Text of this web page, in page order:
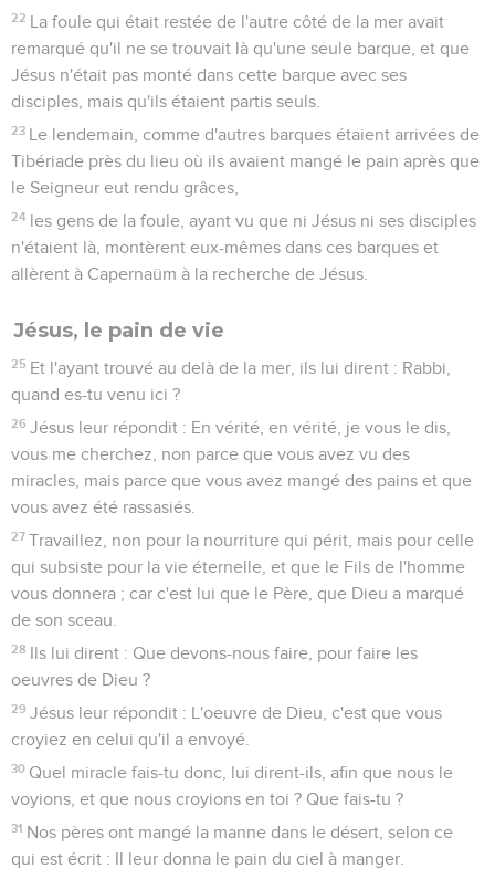
22 La foule qui était restée de l'autre côté de la mer avait
remarqué qu'il ne se trouvait là qu'une seule barque, et que
Jésus n'était pas monté dans cette barque avec ses
disciples, mais qu'ils étaient partis seuls.
23 Le lendemain, comme d'autres barques étaient arrivées de
Tibériade près du lieu où ils avaient mangé le pain après que
le Seigneur eut rendu grâces,
24 les gens de la foule, ayant vu que ni Jésus ni ses disciples
n'étaient là, montèrent eux-mêmes dans ces barques et
allèrent à Capernaüm à la recherche de Jésus.
Jésus, le pain de vie
25 Et l'ayant trouvé au delà de la mer, ils lui dirent : Rabbi,
quand es-tu venu ici ?
26 Jésus leur répondit : En vérité, en vérité, je vous le dis,
vous me cherchez, non parce que vous avez vu des
miracles, mais parce que vous avez mangé des pains et que
vous avez été rassasiés.
27 Travaillez, non pour la nourriture qui périt, mais pour celle
qui subsiste pour la vie éternelle, et que le Fils de l'homme
vous donnera ; car c'est lui que le Père, que Dieu a marqué
de son sceau.
28 Ils lui dirent : Que devons-nous faire, pour faire les
oeuvres de Dieu ?
29 Jésus leur répondit : L'oeuvre de Dieu, c'est que vous
croyiez en celui qu'il a envoyé.
30 Quel miracle fais-tu donc, lui dirent-ils, afin que nous le
voyions, et que nous croyions en toi ? Que fais-tu ?
31 Nos pères ont mangé la manne dans le désert, selon ce
qui est écrit : Il leur donna le pain du ciel à manger.